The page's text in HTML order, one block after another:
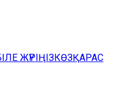
ЖҮРІҢІЗКӨЗҚАРАС